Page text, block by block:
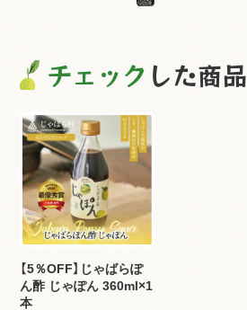
チェック した商品
【5％OFF】じゃばらぽ
ん酢 じゃぽん 360ml×1
本